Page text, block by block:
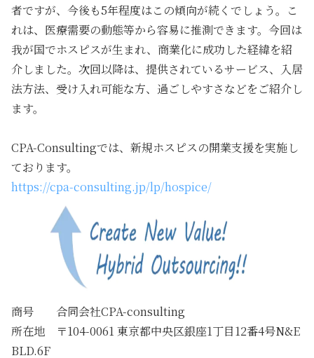
者ですが、今後も5年程度はこの傾向が続くでしょう。こ
れは、医療需要の動態等から容易に推測できます。今回は
我が国でホスピスが生まれ、商業化に成功した経緯を紹
介しました。次回以降は、提供されているサービス、入居
法方法、受け入れ可能な方、過ごしやすさなどをご紹介し
ます。
CPA-Consultingでは、新規ホスピスの開業支援を実施し
ております。
https://cpa-consulting.jp/lp/hospice/
商号 合同会社CPA-consulting
所在地 〒104-0061 東京都中央区銀座1丁目12番4号N&E
BLD.6F